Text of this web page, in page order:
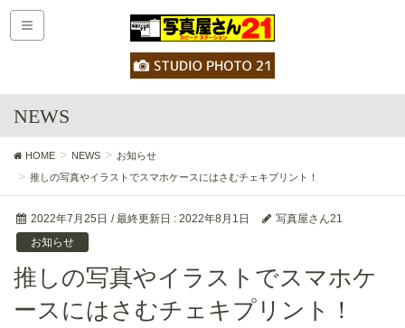
NEWS
HOME NEWS
お知らせ
推しの写真やイラストでスマホケースにはさむチェキプリント！
2022年7月25日 / 最終更新日 : 2022年8月1日
写真屋さん21
お知らせ
推しの写真やイラストでスマホケ
ースにはさむチェキプリント！